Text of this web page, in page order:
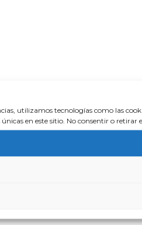
utilizamos tecnologías como las
en este sitio. No consentir o